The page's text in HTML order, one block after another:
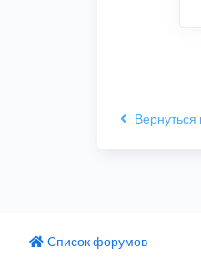
Вернуться
Список форумов